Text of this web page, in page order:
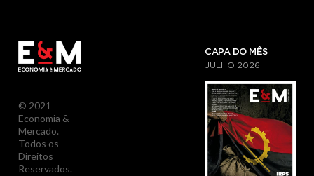
© 2021
Economia &
Mercado.
Todos os
Direitos
Reservados.
CAPA DO MÊS
JULHO 2026